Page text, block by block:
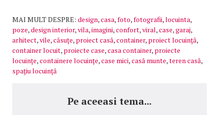
MAI MULT DESPRE: design,casa,foto,fotografii,locuinta,
poze,design interior,vila,imagini,confort,viral,case,garaj,
arhitect,vile,căsuţe, proiect casă,container, proiect locuință,
container locuit, proiecte case,casa container, proiecte
locuințe,containere locuințe,case mici,casă munte,teren casă,
spațiu locuință
Pe aceeasi tema...